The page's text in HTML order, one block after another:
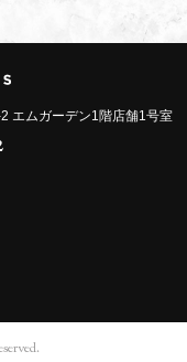
エムガーデン1階店舗1号室